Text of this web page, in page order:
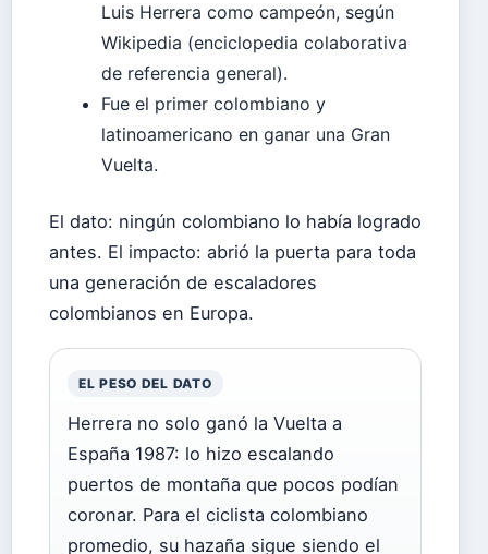
Luis Herrera como campeón, según
Wikipedia (enciclopedia colaborativa
de referencia general).
Fue el primer colombiano y
latinoamericano en ganar una Gran
Vuelta.
El dato: ningún colombiano lo había logrado
antes. El impacto: abrió la puerta para toda
una generación de escaladores
colombianos en Europa.
EL PESO DEL DATO
Herrera no solo ganó la Vuelta a
España 1987: lo hizo escalando
puertos de montaña que pocos podían
coronar. Para el ciclista colombiano
promedio, su hazaña sigue siendo el